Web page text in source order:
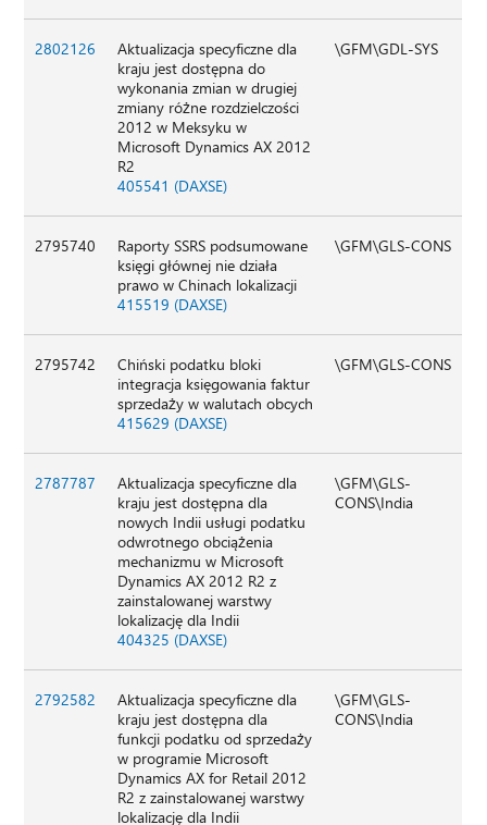
2802126
Aktualizacja specyficzne dla
kraju jest dostępna do
wykonania zmian w drugiej
zmiany różne rozdzielczości
2012 w Meksyku w
Microsoft Dynamics AX 2012
R2
405541 (DAXSE)
\GFM\GDL-SYS
2795740
Raporty SSRS podsumowane
księgi głównej nie działa
prawo w Chinach lokalizacji
415519 (DAXSE)
\GFM\GLS-CONS
2795742
Chiński podatku bloki
integracja księgowania faktur
sprzedaży w walutach obcych
415629 (DAXSE)
\GFM\GLS-CONS
2787787
Aktualizacja specyficzne dla
kraju jest dostępna dla
nowych Indii usługi podatku
odwrotnego obciążenia
mechanizmu w Microsoft
Dynamics AX 2012 R2 z
zainstalowanej warstwy
lokalizację dla Indii
404325 (DAXSE)
\GFM\GLS-
CONS\India
2792582
Aktualizacja specyficzne dla
kraju jest dostępna dla
funkcji podatku od sprzedaży
w programie Microsoft
Dynamics AX for Retail 2012
R2 z zainstalowanej warstwy
lokalizację dla Indii
\GFM\GLS-
CONS\India